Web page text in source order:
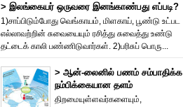
> இலங்கையர் ஒருவரை இனங்காண்பது எப்படி?
1)சாப்பிடும்போது வெங்காயம், மிளகாய், பூண்டு உட்பட
எல்லாவற்றின் சுவையையும் ரசித்து சுவைத்து உண்டு
தட்டைக் காலி பண்ணிடுவார்கள். 2)பரிசுப் பொரு...
> ஆன்-லைனில் பணம் சம்பாதிக்க
நம்பிக்கையான தளம்
திறமையுள்ளவர்களையும்,